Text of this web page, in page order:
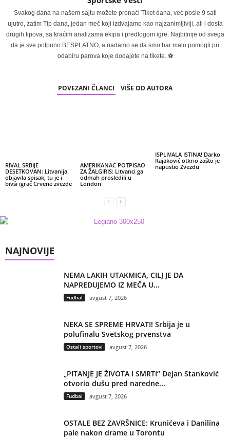
Svakog dana na našem sajtu možete pronaći Tiket dana, već posle 9 sati
ujutro, zatim Tip dana, jedan meč koji izdvajamo kao najzanimljiviji, ali i dosta
drugih tipova, sa kraćim analizama ekipa i predlogom igre. Najbitnije od svega
da je sve potpuno BESPLATNO, a nadamo se da smo bar malo pomogli pri
odabiru parova koje dodajete na tikete. ⚽
POVEZANI ČLANCI VIŠE OD AUTORA
RIVAL SRBIJE
DESETKOVAN: Litvanija
objavila spisak, tu je i
bivši igrač Crvene zvezde
AMERIKANAC POTPISAO
ZA ŽALGIRIS: Litvanci ga
odmah prosledili u
London
ISPLIVALA ISTINA! Darko
Rajaković otkrio zašto je
napustio Zvezdu
NAJNOVIJE
NEMA LAKIH UTAKMICA, CILJ JE DA
NAPREDUJEMO IZ MEČA U...
Fudbal avgust 7, 2026
NEKA SE SPREME HRVATI! Srbija je u
polufinalu Svetskog prvenstva
Ostali sportovi avgust 7, 2026
„PITANJE JE ŽIVOTA I SMRTI“ Dejan Stanković
otvorio dušu pred naredne...
Fudbal avgust 7, 2026
OSTALE BEZ ZAVRŠNICE: Krunićeva i Danilina
pale nakon drame u Torontu